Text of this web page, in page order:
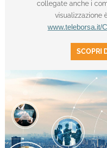
collegate anche i
visualizzazione
www.teleborsa.it/
SCOPRI